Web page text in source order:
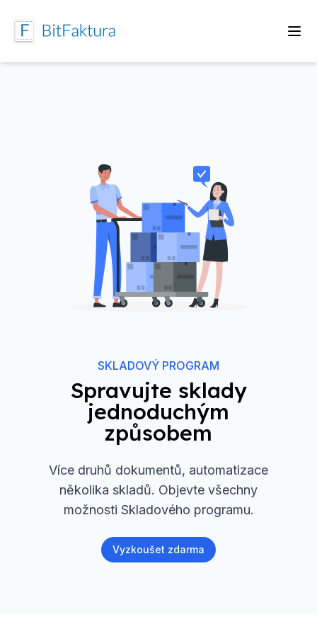
SKLADOVÝ PROGRAM
Spravujte sklady
jednoduchým
způsobem
Více druhů dokumentů, automatizace
několika skladů. Objevte všechny
možnosti Skladového programu.
Vyzkoušet zdarma